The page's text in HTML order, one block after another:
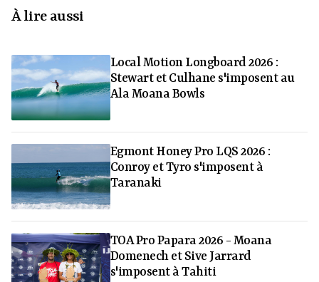
À lire aussi
Local Motion Longboard 2026 :
Stewart et Culhane s'imposent au
Ala Moana Bowls
Egmont Honey Pro LQS 2026 :
Conroy et Tyro s'imposent à
Taranaki
TOA Pro Papara 2026 - Moana
Domenech et Sive Jarrard
s'imposent à Tahiti